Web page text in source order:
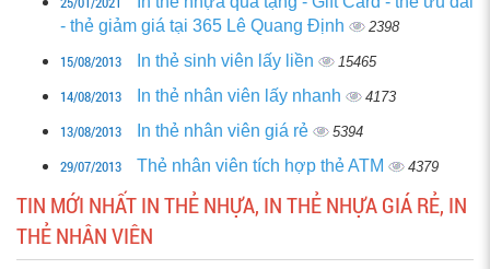
- thẻ giảm giá tại 365 Lê Quang Định
2398
15/08/2013 In thẻ sinh viên lấy liền 15465
14/08/2013 In thẻ nhân viên lấy nhanh 4173
13/08/2013 In thẻ nhân viên giá rẻ 5394
29/07/2013 Thẻ nhân viên tích hợp thẻ ATM 4379
TIN MỚI NHẤT IN THẺ NHỰA, IN THẺ NHỰA GIÁ RẺ, IN
THẺ NHÂN VIÊN